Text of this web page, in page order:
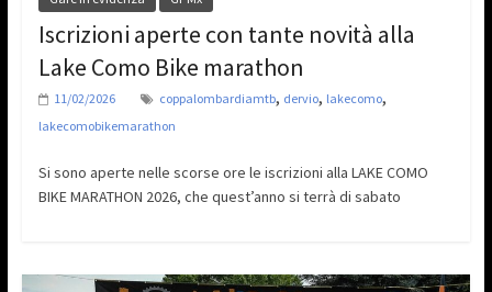
Iscrizioni aperte con tante novità alla
Lake Como Bike marathon
11/02/2026 coppalombardiamtb, dervio, lakecomo,
lakecomobikemarathon
Si sono aperte nelle scorse ore le iscrizioni alla LAKE COMO
BIKE MARATHON 2026, che quest’anno si terrà di sabato